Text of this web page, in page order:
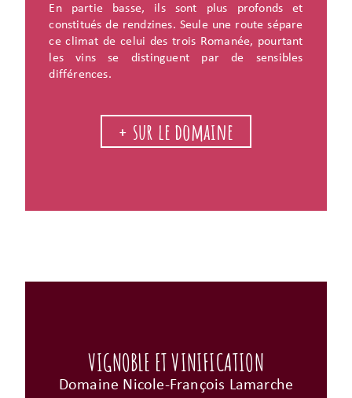
En partie basse, ils sont plus profonds et
constitués de rendzines. Seule une route sépare
ce climat de celui des trois Romanée, pourtant
les vins se distinguent par de sensibles
différences.
+ sur le domaine
VIGNOBLE ET VINIFICATION
Domaine Nicole-François Lamarche